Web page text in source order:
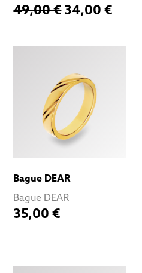
49,00 €34,00 €
Bague DEAR
Bague DEAR
35,00 €